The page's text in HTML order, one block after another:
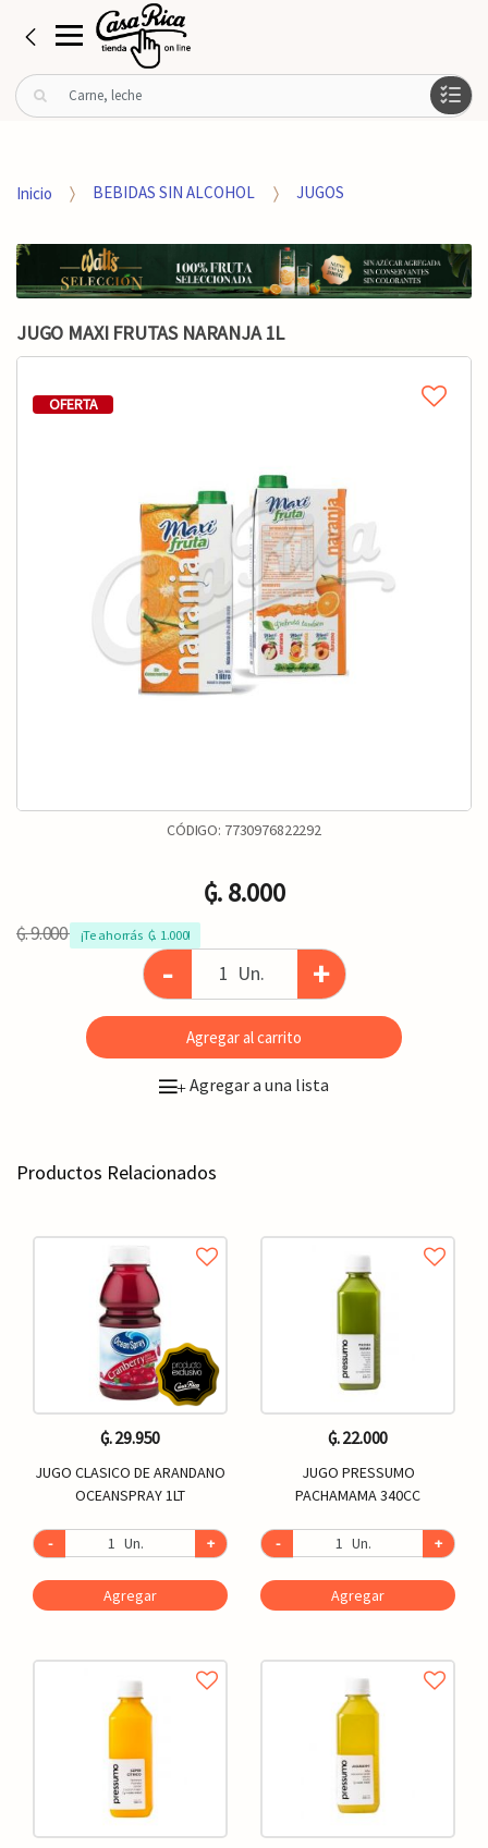
B
u
r
o
r
:
Inicio BEBIDAS SIN ALCOHOL JUGOS
JUGO MAXI FRUTAS NARANJA 1L
OFERTA
CÓDIGO: 7730976822292
₲. 8.000
₲. 9.000 ¡Te ahorrás  ₲. 1.000!
- Un. +
Agregar al carrito
+Agregar a una lista
Productos Relacionados
₲. 29.950
JUGO CLASICO DE ARANDANO
OCEANSPRAY 1LT
- Un. +
Agregar
₲. 22.000
JUGO PRESSUMO
PACHAMAMA 340CC
- Un. +
Agregar